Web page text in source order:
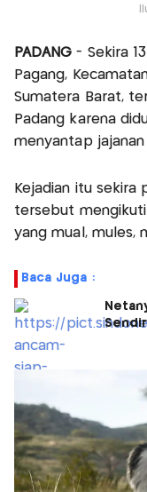
PADANG - Sekira
Pagang,
Sumatera Barat,
Padang karena
menyantap
Kejadian itu sekira
tersebut
yang mual, mules,
Baca Juga :